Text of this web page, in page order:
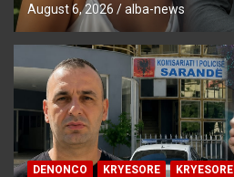
August 6, 2026 alba-news
DENONCO KRYESORE KRYESORE